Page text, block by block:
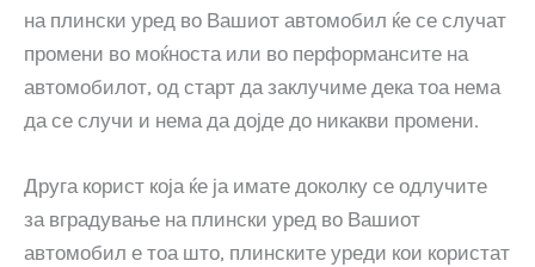
на плински уред во Вашиот автомобил ќе се случат
промени во моќноста или во перформансите на
автомобилот, од старт да заклучиме дека тоа нема
да се случи и нема да дојде до никакви промени.
Друга корист која ќе ја имате доколку се одлучите
за вградување на плински уред во Вашиот
автомобил е тоа што, плинските уреди кои користат